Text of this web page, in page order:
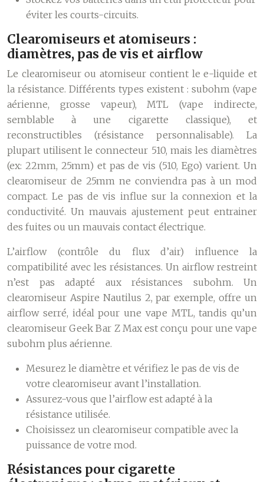
éviter les courts-circuits.
Clearomiseurs et atomiseurs :
diamètres, pas de vis et airflow
Le clearomiseur ou atomiseur contient le e-liquide et
la résistance. Différents types existent : subohm (vape
aérienne, grosse vapeur), MTL (vape indirecte,
semblable à une cigarette classique), et
reconstructibles (résistance personnalisable). La
plupart utilisent le connecteur 510, mais les diamètres
(ex: 22mm, 25mm) et pas de vis (510, Ego) varient. Un
clearomiseur de 25mm ne conviendra pas à un mod
compact. Le pas de vis influe sur la connexion et la
conductivité. Un mauvais ajustement peut entrainer
des fuites ou un mauvais contact électrique.
L’airflow (contrôle du flux d’air) influence la
compatibilité avec les résistances. Un airflow restreint
n’est pas adapté aux résistances subohm. Un
clearomiseur Aspire Nautilus 2, par exemple, offre un
airflow serré, idéal pour une vape MTL, tandis qu’un
clearomiseur Geek Bar Z Max est conçu pour une vape
subohm plus aérienne.
Mesurez le diamètre et vérifiez le pas de vis de
votre clearomiseur avant l’installation.
Assurez-vous que l’airflow est adapté à la
résistance utilisée.
Choisissez un clearomiseur compatible avec la
puissance de votre mod.
Résistances pour cigarette